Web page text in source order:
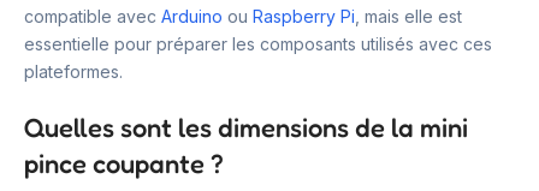
compatible avec Arduino ou Raspberry Pi , mais elle est
essentielle pour préparer les composants utilisés avec ces
plateformes.
Quelles sont les dimensions de la mini
pince coupante ?